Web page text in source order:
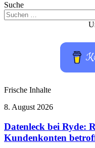
Suche
Suchen
nach:
Frische Inhalte
Datenleck
Ryde:
Rund
4,5
8. August 2026
Datenleck bei Ryde:
Kundenkonten